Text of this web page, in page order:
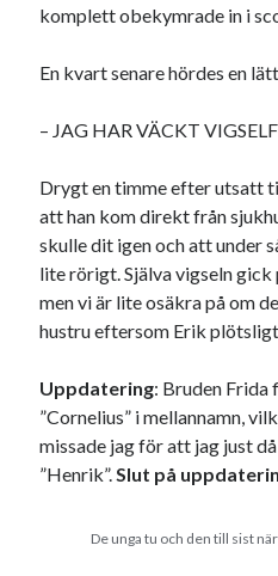
komplett obekymrade in i
En kvart senare hördes en
– JAG HAR VÄCKT
Drygt en timme efter utsatt
att han kom direkt från
skulle dit igen och att under
lite rörigt. Själva vigseln
men vi är lite osäkra på om
hustru eftersom Erik
Uppdatering: Bruden Frida
”Cornelius” i mellannamn,
missade jag för att jag just
”Henrik”.Slut på
De unga tu och den till sist